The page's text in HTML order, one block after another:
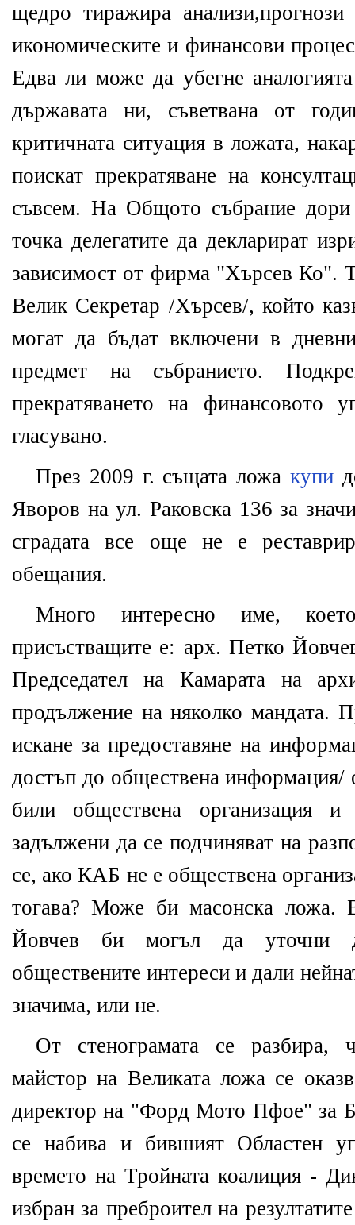
щедро тиражира
икономическите и финансови
Едва ли може да убегне
държавата ни, съветвана от
критичната ситуация в ложата,
поискат прекратяване на
съвсем. На Общото събрание дори
точка делегатите да декларират
зависимост от фирма "Хърсев Ко".
Велик Секретар /Хърсев/, който
могат да бъдат включени в
предмет на събранието.
прекратяването на финансовото
гласувано.
През 2009 г. същата ложа купи
Яворов на ул. Раковска 136 за
сградата все още не е
обещания.
Много интереснo име,
присъстващите e: арх. Петко
Председател на Камарата на
продължение на няколко мандата.
искане за предоставяне на
достъп до обществена информация/
били обществена организация и
задължени да се подчиняват на
се, ако КАБ не е обществена
тогава? Може би масонска ложа.
Йовчев би могъл да
обществените интереси и дали
значима, или не.
От стенограмата се разбира,
майстор на Великата ложа се
директор на "Форд Мото Пфое" за
се набива и бившият Областен
времето на Тройната коалиция -
избран за преброител на